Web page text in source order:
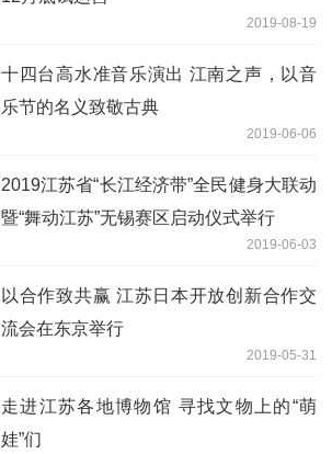
2019-08-19
十四台高水准音乐演出 江南之声，以音
乐节的名义致敬古典
2019-06-06
2019江苏省“长江经济带”全民健身大联动
暨“舞动江苏”无锡赛区启动仪式举行
2019-06-03
以合作致共赢 江苏日本开放创新合作交
流会在东京举行
2019-05-31
走进江苏各地博物馆 寻找文物上的“萌
娃”们